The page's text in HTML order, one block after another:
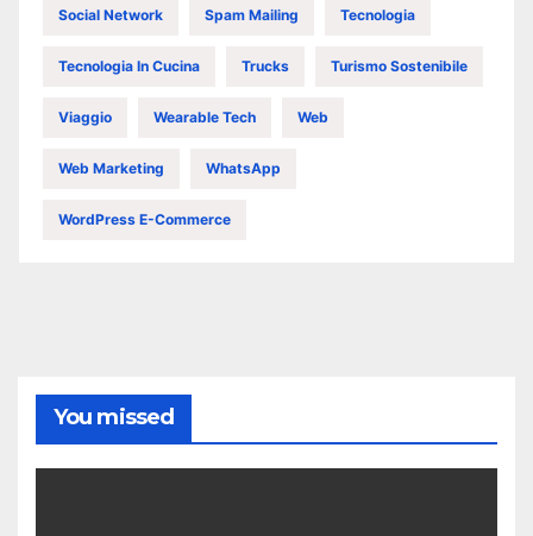
Social Network Spam Mailing Tecnologia
Tecnologia In Cucina Trucks Turismo Sostenibile
Viaggio Wearable Tech Web
Web Marketing WhatsApp
WordPress E-Commerce
You missed